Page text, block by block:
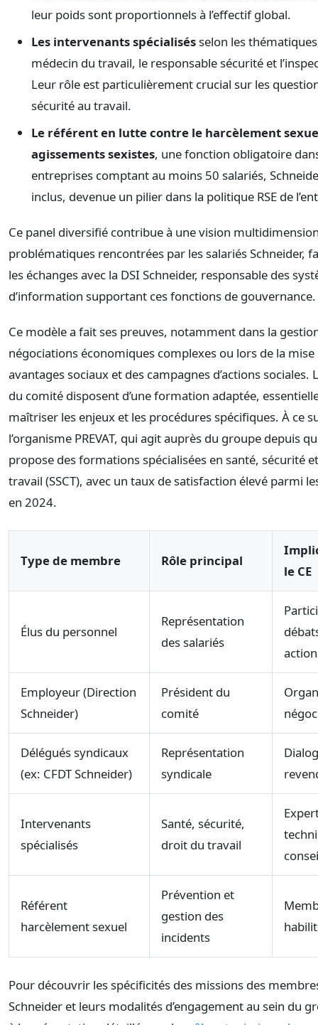
leur poids sont proportionnels à l’effectif global.
Les intervenants spécialisésselon les
médecin du travail, le responsable sécurité et
Leur rôle est particulièrement crucial sur les
sécurité au travail.
Le référent en lutte contre le harcèlement
agissements sexistes, une fonction obligatoire
entreprises comptant au moins 50 salariés,
inclus, devenue un pilier dans la politique RSE de
Ce panel diversifié contribue à une vision
problématiques rencontrées par les salariés Schneider,
les échanges avec la DSI Schneider, responsable des
d’information supportant ces fonctions de gouvernance.
Ce modèle a fait ses preuves, notamment dans la
négociations économiques complexes ou lors de la mise
avantages sociaux et des campagnes d’actions sociales.
du comité disposent d’une formation adaptée,
maîtriser les enjeux et les procédures spécifiques. À ce
l’organisme PREVAT, qui agit auprès du groupe depuis
propose des formations spécialisées en santé, sécurité
travail (SSCT), avec un taux de satisfaction élevé parmi
en 2024.
Type de membre Rôle principal
le CE
Élus du personnel
Représentation
des salariés
Employeur (Direction
Schneider)
Président du
comité
Délégués syndicaux
(ex: CFDT Schneider)
Représentation
syndicale
Intervenants
spécialisés
Santé, sécurité,
droit du travail
Référent
harcèlement sexuel
Prévention et
gestion des
incidents
Pour découvrir les spécificités des missions des
Schneider et leurs modalités d’engagement au sein du